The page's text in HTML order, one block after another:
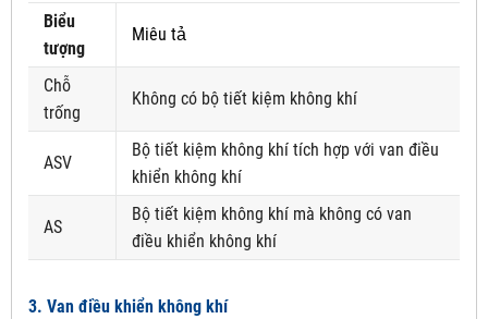
Biểu
tượng
Miêu tả
Chỗ
trống
Không có bộ tiết kiệm không khí
ASV
Bộ tiết kiệm không khí tích hợp với van điều
khiển không khí
AS
Bộ tiết kiệm không khí mà không có van
điều khiển không khí
3. Van điều khiển không khí